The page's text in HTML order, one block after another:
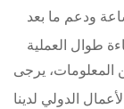
خدمة عبر الإنترنت على مدار 24 ساعة ودعم ما بعد
يرجى
الدولي لدينا